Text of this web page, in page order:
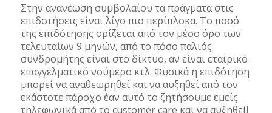
Στην ανανέωση συμβολαίου τα πράγματα στις
επιδοτήσεις είναι λίγο πιο περίπλοκα. Το ποσό
της επιδότησης ορίζεται από τον μέσο όρο των
τελευταίων 9 μηνών, από το πόσο παλιός
συνδρομήτης είναι στο δίκτυο, αν είναι εταιρικό-
επαγγελματικό νούμερο κτλ. Φυσικά η επιδότηση
μπορεί να αναθεωρηθεί και να αυξηθεί από τον
εκάστοτε πάροχο έαν αυτό το ζητήσουμε εμείς
τηλεφωνικά από το customer care και να αυξηθεί!